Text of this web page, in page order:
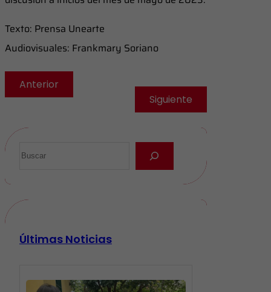
Texto: Prensa Unearte
Audiovisuales: Frankmary Soriano
Anterior
Siguiente
Últimas Noticias